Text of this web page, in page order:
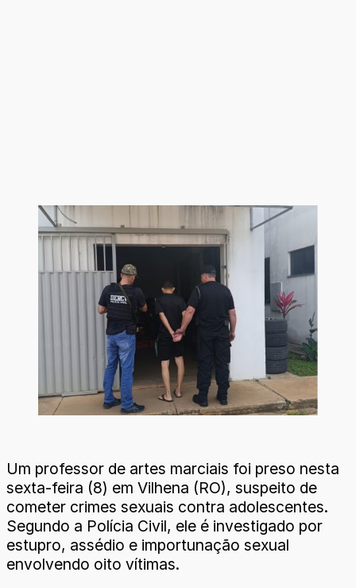
Um professor de artes marciais foi preso nesta
sexta-feira (8) em Vilhena (RO), suspeito de
cometer crimes sexuais contra adolescentes.
Segundo a Polícia Civil, ele é investigado por
estupro, assédio e importunação sexual
envolvendo oito vítimas.